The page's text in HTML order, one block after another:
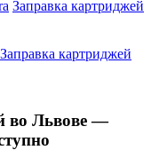
Заправка картриджей
Заправка картриджей
во Львове —